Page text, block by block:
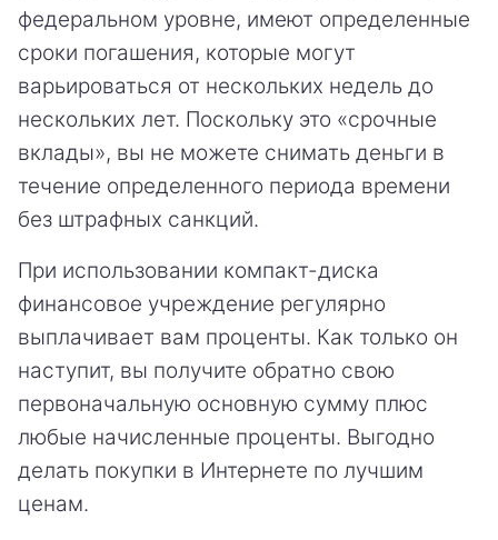
федеральном уровне, имеют определенные
сроки погашения, которые могут
варьироваться от нескольких недель до
нескольких лет. Поскольку это «срочные
вклады», вы не можете снимать деньги в
течение определенного периода времени
без штрафных санкций.
При использовании компакт-диска
финансовое учреждение регулярно
выплачивает вам проценты. Как только он
наступит, вы получите обратно свою
первоначальную основную сумму плюс
любые начисленные проценты. Выгодно
делать покупки в Интернете по лучшим
ценам.